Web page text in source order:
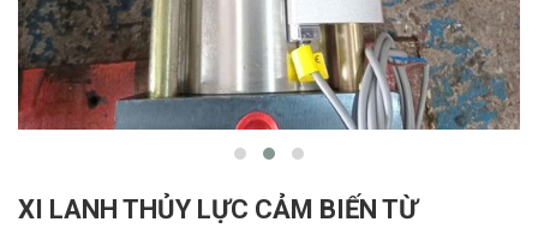
XI LANH THỦY LỰC CẢM BIẾN TỪ